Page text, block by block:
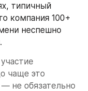
типичный
компания 100+
неспешно
чаще это
не обязательно